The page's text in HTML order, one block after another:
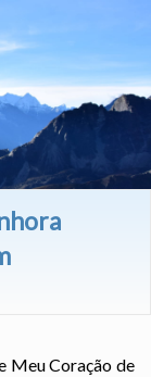
Meu Coração de